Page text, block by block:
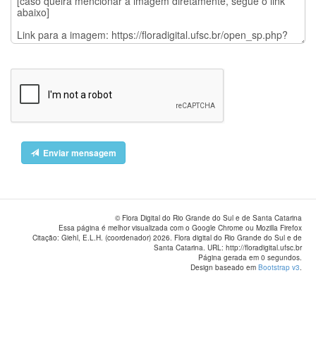
Enviar mensagem
© Flora Digital do Rio Grande do Sul e de Santa Catarina
Essa página é melhor visualizada com o Google Chrome ou Mozilla Firefox
Citação: Giehl, E.L.H. (coordenador) 2026. Flora digital do Rio Grande do Sul e de
Santa Catarina. URL: http://floradigital.ufsc.br
Página gerada em 0 segundos.
Design baseado em Bootstrap v3.